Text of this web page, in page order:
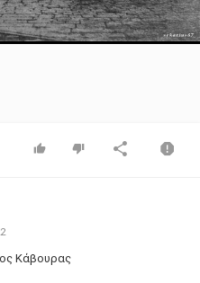
Κάβουρας